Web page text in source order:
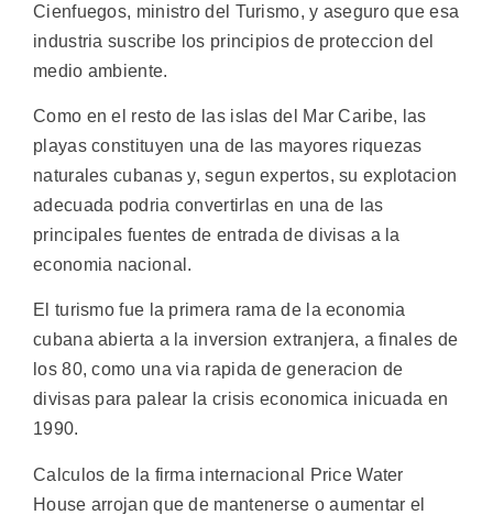
Cienfuegos, ministro del Turismo, y aseguro que esa
industria suscribe los principios de proteccion del
medio ambiente.
Como en el resto de las islas del Mar Caribe, las
playas constituyen una de las mayores riquezas
naturales cubanas y, segun expertos, su explotacion
adecuada podria convertirlas en una de las
principales fuentes de entrada de divisas a la
economia nacional.
El turismo fue la primera rama de la economia
cubana abierta a la inversion extranjera, a finales de
los 80, como una via rapida de generacion de
divisas para palear la crisis economica inicuada en
1990.
Calculos de la firma internacional Price Water
House arrojan que de mantenerse o aumentar el